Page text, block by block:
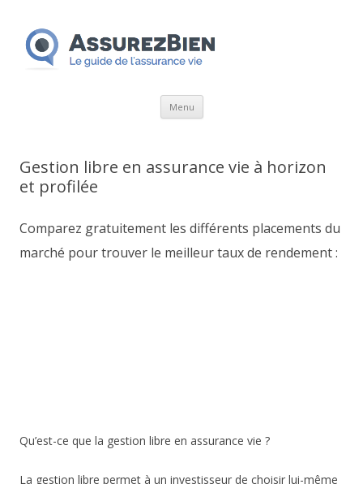
Menu Aller
Gestion libre en assurance vie à horizon
et profilée
Comparez gratuitement les différents placements du
marché pour trouver le meilleur taux de rendement :
Qu’est-ce que la gestion libre en assurance vie ?
La gestion libre permet à un investisseur de choisir lui-même